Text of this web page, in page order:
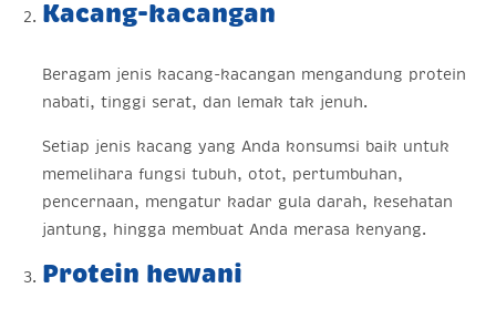
Kacang-kacangan
Beragam jenis kacang-kacangan mengandung protein
nabati, tinggi serat, dan lemak tak jenuh.
Setiap jenis kacang yang Anda konsumsi baik untuk
memelihara fungsi tubuh, otot, pertumbuhan,
pencernaan, mengatur kadar gula darah, kesehatan
jantung, hingga membuat Anda merasa kenyang.
Protein hewani